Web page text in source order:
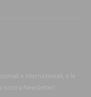
e internazionali, e le
nostra Newsletter!